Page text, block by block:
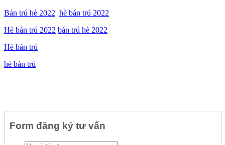
Bán trú hè 2022 hè bán trú 2022
Hè bán trú 2022 bán trú hè 2022
Hè bán trú
hè bán trú
Form đăng ký tư vấn